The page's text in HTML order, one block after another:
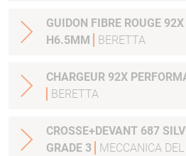
GUIDON FIBRE ROUGE
H6.5MM
BERETTA
CHARGEUR 92X
BERETTA
CROSSE+DEVANT 687
GRADE 3
MECCANICA